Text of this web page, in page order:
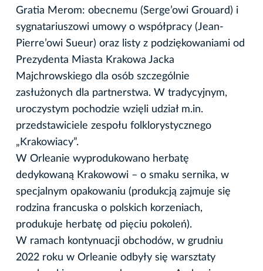
Gratia Merom: obecnemu (Serge’owi Grouard) i
sygnatariuszowi umowy o współpracy (Jean-
Pierre’owi Sueur) oraz listy z podziękowaniami od
Prezydenta Miasta Krakowa Jacka
Majchrowskiego dla osób szczególnie
zasłużonych dla partnerstwa. W tradycyjnym,
uroczystym pochodzie wzięli udział m.in.
przedstawiciele zespołu folklorystycznego
„Krakowiacy”.
W Orleanie wyprodukowano herbatę
dedykowaną Krakowowi – o smaku sernika, w
specjalnym opakowaniu (produkcją zajmuje się
rodzina francuska o polskich korzeniach,
produkuje herbatę od pięciu pokoleń).
W ramach kontynuacji obchodów, w grudniu
2022 roku w Orleanie odbyły się warsztaty